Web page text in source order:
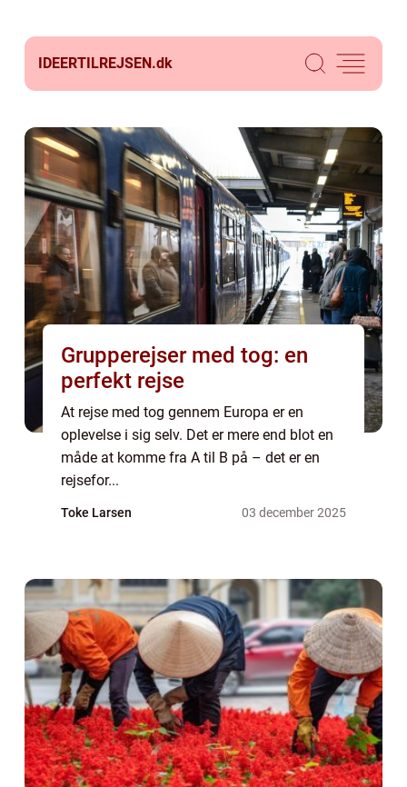
IDEERTILREJSEN.dk
Grupperejser med tog: en
perfekt rejse
At rejse med tog gennem Europa er en
oplevelse i sig selv. Det er mere end blot en
måde at komme fra A til B på – det er en
rejsefor...
Toke Larsen 03 december 2025